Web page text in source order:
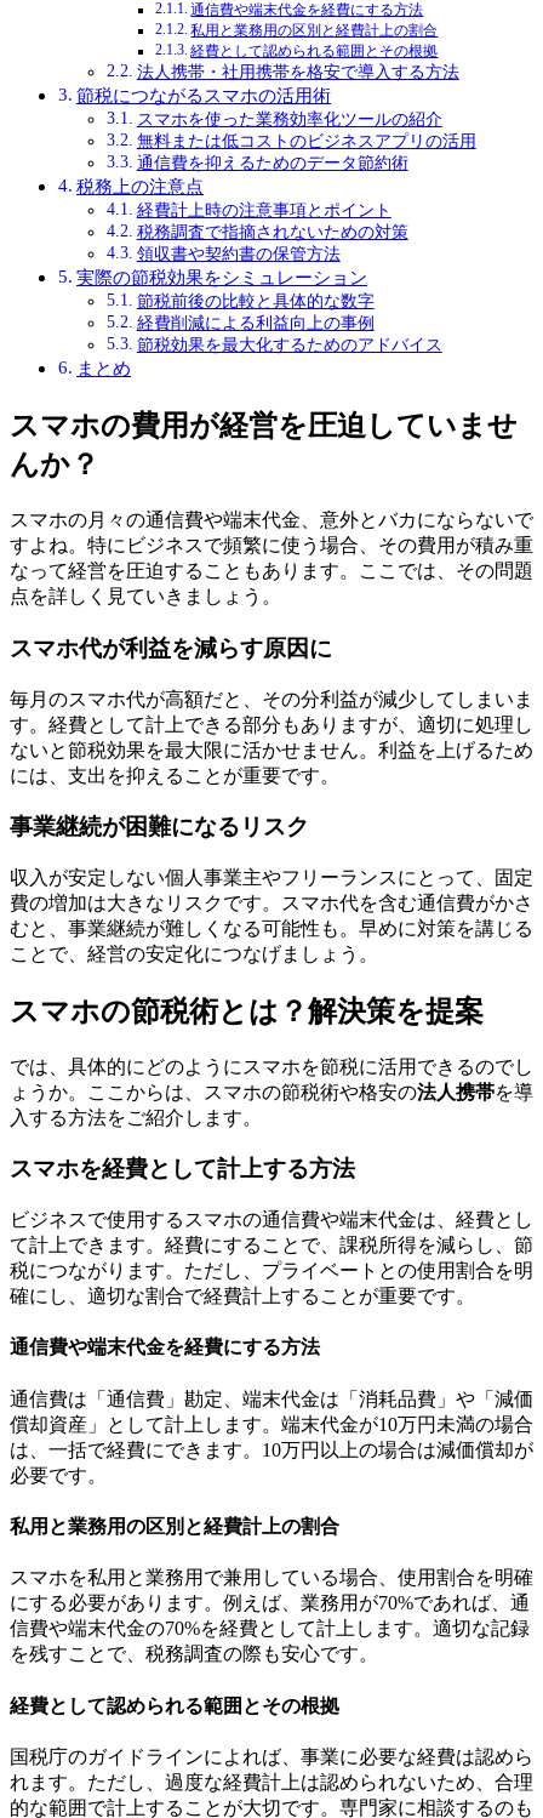
通信費や端末代金を経費にする方法
私用と業務用の区別と経費計上の割合
経費として認められる範囲とその根拠
法人携帯・社用携帯を格安で導入する方法
節税につながるスマホの活用術
スマホを使った業務効率化ツールの紹介
無料または低コストのビジネスアプリの活用
通信費を抑えるためのデータ節約術
税務上の注意点
経費計上時の注意事項とポイント
税務調査で指摘されないための対策
領収書や契約書の保管方法
実際の節税効果をシミュレーション
節税前後の比較と具体的な数字
経費削減による利益向上の事例
節税効果を最大化するためのアドバイス
まとめ
スマホの費用が経営を圧迫していませ
んか？
スマホの月々の通信費や端末代金、意外とバカにならないで
すよね。特にビジネスで頻繁に使う場合、その費用が積み重
なって経営を圧迫することもあります。ここでは、その問題
点を詳しく見ていきましょう。
スマホ代が利益を減らす原因に
毎月のスマホ代が高額だと、その分利益が減少してしまいま
す。経費として計上できる部分もありますが、適切に処理し
ないと節税効果を最大限に活かせません。利益を上げるため
には、支出を抑えることが重要です。
事業継続が困難になるリスク
収入が安定しない個人事業主やフリーランスにとって、固定
費の増加は大きなリスクです。スマホ代を含む通信費がかさ
むと、事業継続が難しくなる可能性も。早めに対策を講じる
ことで、経営の安定化につなげましょう。
スマホの節税術とは？解決策を提案
では、具体的にどのようにスマホを節税に活用できるのでし
ょうか。ここからは、スマホの節税術や格安の法人携帯を導
入する方法をご紹介します。
スマホを経費として計上する方法
ビジネスで使用するスマホの通信費や端末代金は、経費とし
て計上できます。経費にすることで、課税所得を減らし、節
税につながります。ただし、プライベートとの使用割合を明
確にし、適切な割合で経費計上することが重要です。
通信費や端末代金を経費にする方法
通信費は「通信費」勘定、端末代金は「消耗品費」や「減価
償却資産」として計上します。端末代金が10万円未満の場合
は、一括で経費にできます。10万円以上の場合は減価償却が
必要です。
私用と業務用の区別と経費計上の割合
スマホを私用と業務用で兼用している場合、使用割合を明確
にする必要があります。例えば、業務用が70%であれば、通
信費や端末代金の70%を経費として計上します。適切な記録
を残すことで、税務調査の際も安心です。
経費として認められる範囲とその根拠
国税庁のガイドラインによれば、事業に必要な経費は認めら
れます。ただし、過度な経費計上は認められないため、合理
的な範囲で計上することが大切です。専門家に相談するのも